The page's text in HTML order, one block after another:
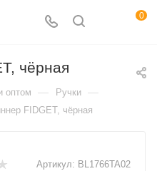
0
чёрная
оптом — Ручки —
FIDGET, чёрная
Артикул: BL1766TA02